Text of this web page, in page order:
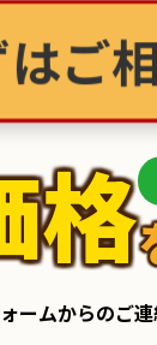
ご
格
ームからのご